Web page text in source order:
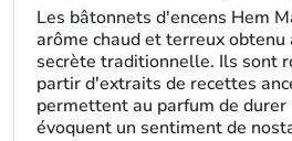
Les bâtonnets d'encens Hem
arôme chaud et terreux
secrète traditionnelle. Ils sont
partir d'extraits de recettes
permettent au parfum de
évoquent un sentiment de